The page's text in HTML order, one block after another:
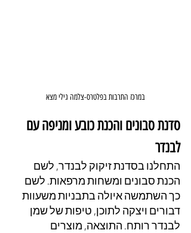
במרכז התרבות בפלטרס-צלמה גילי מצא
סדנת סבונים והכנת כובע ומניפה עם
לבנדר
התחלנו בסדנת זיקוק לבנדר, לשם
הכנת סבונים ומשחות מרפאות. לשם
כך השתמשה איולה בתבניות משעוות
דבורים ויצקה לתוכן, טיפות של שמן
לבנדר רותח. התוצאה, מוצרים